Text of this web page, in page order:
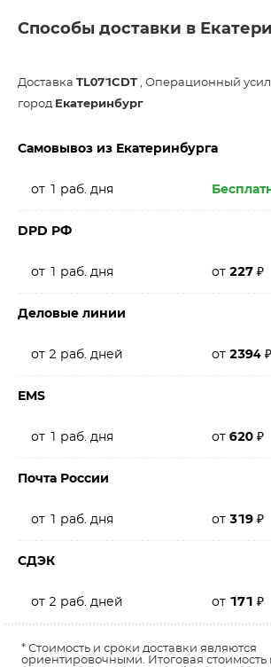
Способы доставки в
Доставка TL071CDT , Операционный
город Екатеринбург
Самовывоз из Екатеринбурга
от 1 раб. дня
DPD РФ
от 1 раб. дня от 227 ₽
Деловые линии
от 2 раб. дней от 2394 ₽
EMS
от 1 раб. дня от 620 ₽
Почта России
от 1 раб. дня от 319 ₽
СДЭК
от 2 раб. дней от 171 ₽
* Стоимость и сроки доставки являются
ориентировочными. Итоговая стоимость